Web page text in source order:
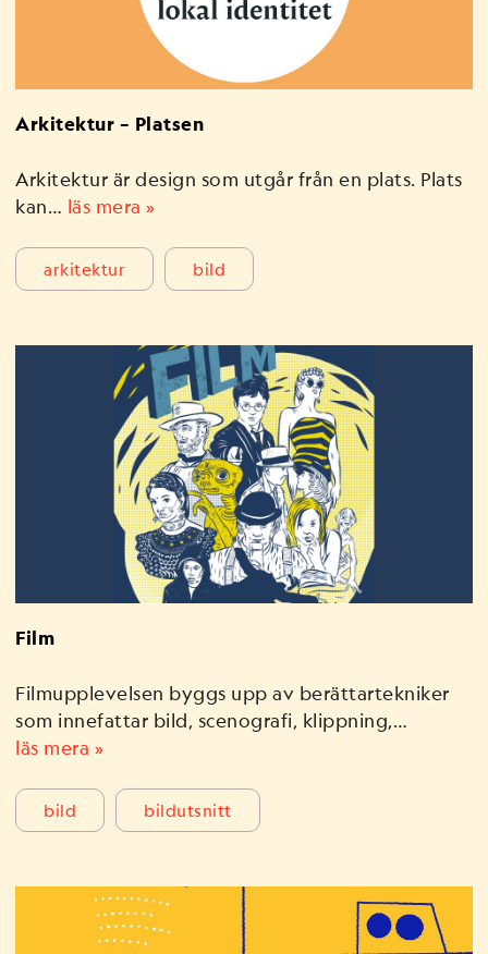
Arkitektur – Platsen
Arkitektur är design som utgår från en plats. Plats
kan… läs mera »
arkitektur bild
Film
Filmupplevelsen byggs upp av berättartekniker
som innefattar bild, scenografi, klippning,…
läs mera »
bild bildutsnitt